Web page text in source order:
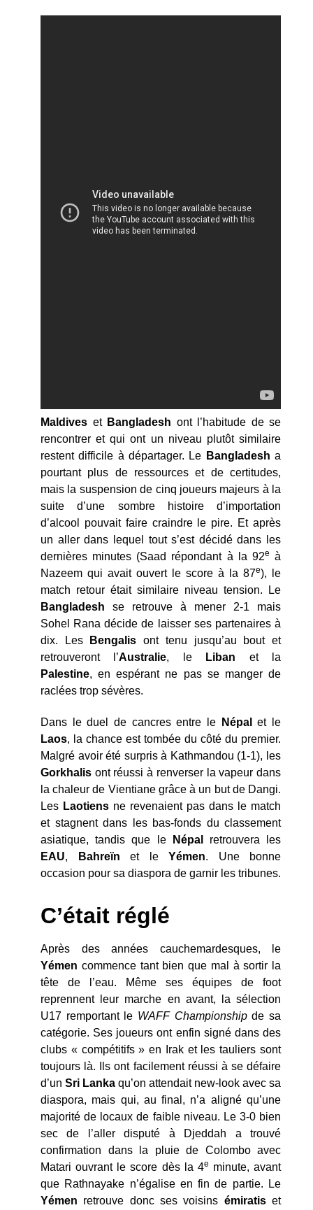
Maldives etBangladesh ont l’habitude de se
rencontrer et qui ont un niveau plutôt similaire
restent difficile à départager. Le Bangladesh a
pourtant plus de ressources et de certitudes,
mais la suspension de cinq joueurs majeurs à la
suite d’une sombre histoire d’importation
d’alcool pouvait faire craindre le pire. Et après
un aller dans lequel tout s’est décidé dans les
dernières minutes (Saad répondant à la 92e à
Nazeem qui avait ouvert le score à la 87e), le
match retour était similaire niveau tension. Le
Bangladesh se retrouve à mener 2-1 mais
Sohel Rana décide de laisser ses partenaires à
dix. Les
Bengalis ont tenu jusqu’au bout et
retrouveront l’Australie, le Liban et la
Palestine, en espérant ne pas se manger de
raclées trop sévères.
Dans le duel de cancres entre le Népal
et le
Laos, la chance est tombée du côté du premier.
Malgré avoir été surpris à Kathmandou (1-1), les
Gorkhalis ont réussi à renverser la vapeur dans
la chaleur de Vientiane grâce à un but de Dangi.
Les Laotiens ne revenaient pas dans le match
et stagnent dans les bas-fonds du classement
asiatique, tandis que le
Népal
retrouvera les
EAU, Bahreïn et le Yémen. Une bonne
occasion pour sa diaspora de garnir les tribunes.
C’était réglé
Après des années cauchemardesques, le
Yémen commence tant bien que mal à sortir la
tête de l’eau. Même ses équipes de foot
reprennent leur marche en avant, la sélection
U17 remportant le WAFF Championshipde sa
catégorie. Ses joueurs ont enfin signé dans des
clubs « compétitifs » en Irak et les tauliers sont
toujours là. Ils ont facilement réussi à se défaire
d’un Sri Lanka qu’on attendait new-look avec sa
diaspora, mais qui, au final, n’a aligné qu’une
majorité de locaux de faible niveau. Le 3-0 bien
sec de l’aller disputé à Djeddah a trouvé
confirmation dans la pluie de Colombo avec
Matari ouvrant le score dès la 4e minute, avant
que Rathnayake n’égalise en fin de partie. Le
Yémen retrouve donc ses voisins émiratiset